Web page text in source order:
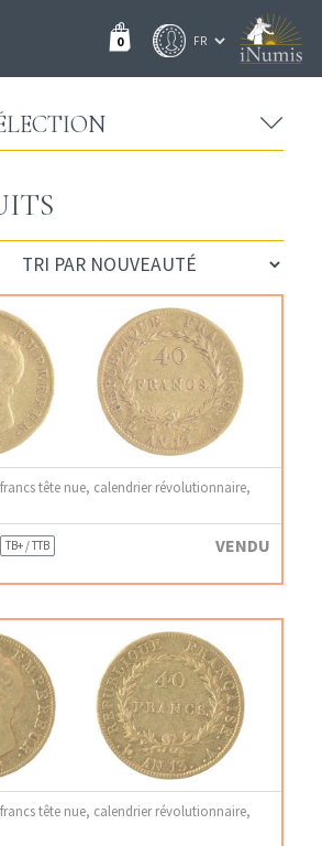
0
tête nue, calendrier révolutionnaire,
TB+ / TTB VENDU
tête nue, calendrier révolutionnaire,